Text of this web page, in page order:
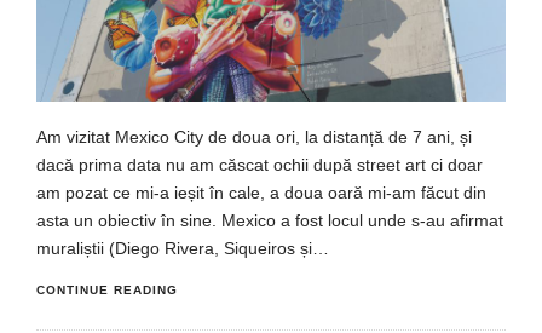
Am vizitat Mexico City de doua ori, la distanță de 7 ani, și
dacă prima data nu am căscat ochii după street art ci doar
am pozat ce mi-a ieșit în cale, a doua oară mi-am făcut din
asta un obiectiv în sine. Mexico a fost locul unde s-au afirmat
muraliștii (Diego Rivera, Siqueiros și…
CONTINUE READING